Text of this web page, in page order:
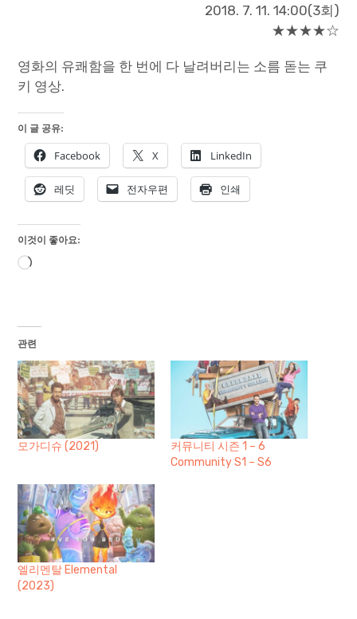
2018. 7. 11. 14:00(3회)
★★★★☆
영화의 유쾌함을 한 번에 다 날려버리는 소름 돋는 쿠
키 영상.
이 글 공유:
Facebook X LinkedIn
레딧 전자우편 인쇄
이것이 좋아요:
로
관련
모가디슈 (2021)
커뮤니티 시즌 1 – 6
Community S1 – S6
엘리멘탈 Elemental
(2023)